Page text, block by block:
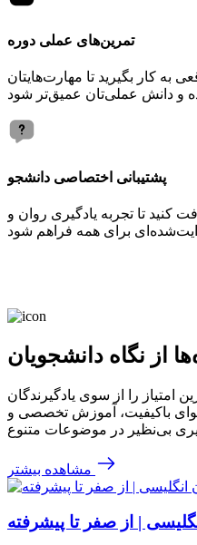
تمرین‌های عملی دوره
به کار بگیرید تا مهارت‌هایتان
پشتیبانی اختصاصی دانشجو
کنید تا تجربه یادگیری روان و
از نگاه دانشجویان
امتیاز را از سوی یادگیرندگان
باکیفیت، آموزش تخصصی و
مشاهده بیشتر
| از صفر تا پیشرفته